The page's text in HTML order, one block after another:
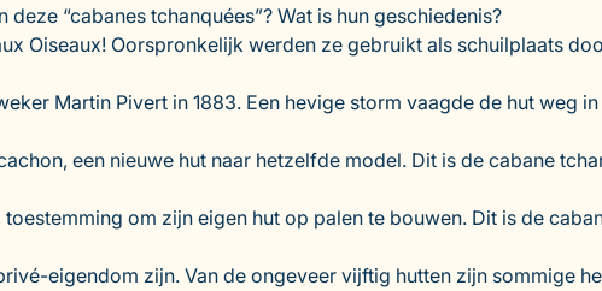
“cabanes tchanquées”? Wat is hun geschiedenis?
Oiseaux! Oorspronkelijk werden ze gebruikt als schuilplaats
Martin Pivert in 1883. Een hevige storm vaagde de hut weg
een nieuwe hut naar hetzelfde model. Dit is de cabane
om zijn eigen hut op palen te bouwen. Dit is de
eigendom zijn. Van de ongeveer vijftig hutten zijn sommige